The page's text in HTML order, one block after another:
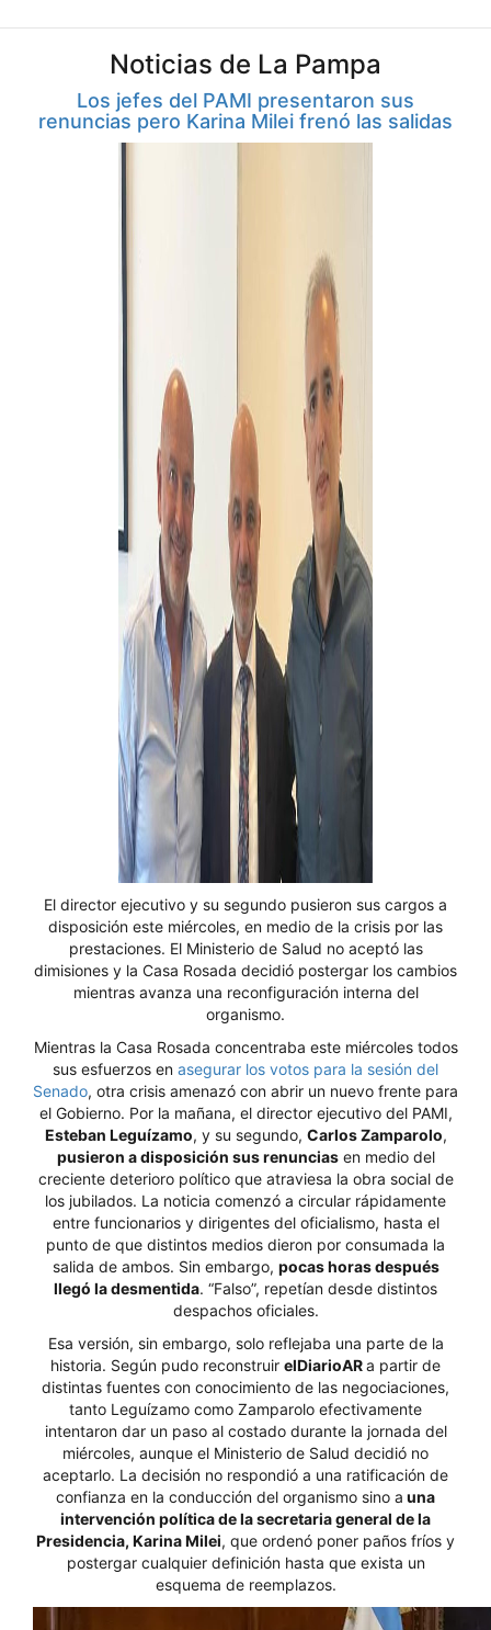
Noticias de La Pampa
Los jefes del PAMI presentaron sus
renuncias pero Karina Milei frenó las salidas
El director ejecutivo y su segundo pusieron sus cargos a
disposición este miércoles, en medio de la crisis por las
prestaciones. El Ministerio de Salud no aceptó las
dimisiones y la Casa Rosada decidió postergar los cambios
mientras avanza una reconfiguración interna del
organismo.
Mientras la Casa Rosada concentraba este miércoles todos
sus esfuerzos en asegurar los votos para la sesión del
Senado, otra crisis amenazó con abrir un nuevo frente para
el Gobierno. Por la mañana, el director ejecutivo del PAMI,
Esteban Leguízamo, y su segundo, Carlos Zamparolo,
pusieron a disposición sus renunciasen medio del
creciente deterioro político que atraviesa la obra social de
los jubilados. La noticia comenzó a circular rápidamente
entre funcionarios y dirigentes del oficialismo, hasta el
punto de que distintos medios dieron por consumada la
salida de ambos. Sin embargo, pocas horas después
llegó la desmentida. “Falso”, repetían desde distintos
despachos oficiales.
Esa versión, sin embargo, solo reflejaba una parte de la
historia. Según pudo reconstruir elDiarioARa partir de
distintas fuentes con conocimiento de las negociaciones,
tanto Leguízamo como Zamparolo efectivamente
intentaron dar un paso al costado durante la jornada del
miércoles, aunque el Ministerio de Salud decidió no
aceptarlo. La decisión no respondió a una ratificación de
confianza en la conducción del organismo sino a una
intervención política de la secretaria general de la
Presidencia, Karina Milei, que ordenó poner paños fríos y
postergar cualquier definición hasta que exista un
esquema de reemplazos.